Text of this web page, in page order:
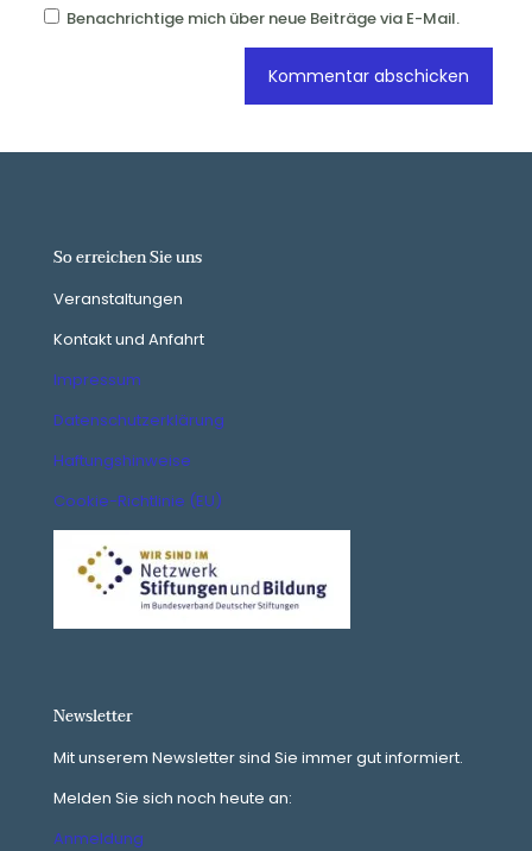
Benachrichtige mich über neue Beiträge via E-Mail.
So erreichen Sie uns
Veranstaltungen
Kontakt und Anfahrt
Impressum
Datenschutzerklärung
Haftungshinweise
Cookie-Richtlinie (EU)
Newsletter
Mit unserem Newsletter sind Sie immer gut informiert.
Melden Sie sich noch heute an:
Anmeldung